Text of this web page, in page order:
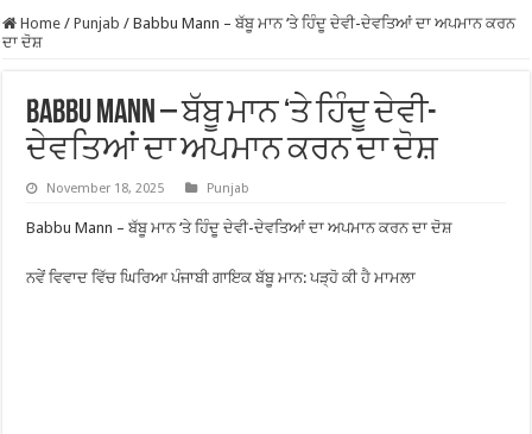
Home / Punjab / Babbu Mann – ਬੱਬੂ ਮਾਨ ‘ਤੇ ਹਿੰਦੂ ਦੇਵੀ-ਦੇਵਤਿਆਂ ਦਾ ਅਪਮਾਨ ਕਰਨ
ਦਾ ਦੋਸ਼
Babbu Mann – ਬੱਬੂ ਮਾਨ ‘ਤੇ ਹਿੰਦੂ ਦੇਵੀ-
ਦੇਵਤਿਆਂ ਦਾ ਅਪਮਾਨ ਕਰਨ ਦਾ ਦੋਸ਼
November 18, 2025 Punjab
Babbu Mann – ਬੱਬੂ ਮਾਨ ‘ਤੇ ਹਿੰਦੂ ਦੇਵੀ-ਦੇਵਤਿਆਂ ਦਾ ਅਪਮਾਨ ਕਰਨ ਦਾ ਦੋਸ਼
ਨਵੇਂ ਵਿਵਾਦ ਵਿੱਚ ਘਿਰਿਆ ਪੰਜਾਬੀ ਗਾਇਕ ਬੱਬੂ ਮਾਨ: ਪੜ੍ਹੋ ਕੀ ਹੈ ਮਾਮਲਾ